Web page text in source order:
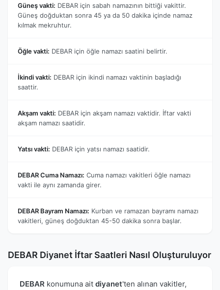
Güneş vakti: DEBAR için sabah namazının bittiği vakittir.
Güneş doğduktan sonra 45 ya da 50 dakika içinde namaz
kılmak mekruhtur.
Öğle vakti: DEBAR için öğle namazı saatini belirtir.
İkindi vakti: DEBAR için ikindi namazı vaktinin başladığı
saattir.
Akşam vakti: DEBAR için akşam namazı vaktidir. İftar vakti
akşam namazı saatidir.
Yatsı vakti: DEBAR için yatsı namazı saatidir.
DEBAR Cuma Namazı: Cuma namazı vakitleri öğle namazı
vakti ile aynı zamanda girer.
DEBAR Bayram Namazı: Kurban ve ramazan bayramı namazı
vakitleri, güneş doğduktan 45-50 dakika sonra başlar.
DEBAR Diyanet İftar Saatleri Nasıl Oluşturuluyor
DEBAR konumuna ait diyanet'ten alınan vakitler,